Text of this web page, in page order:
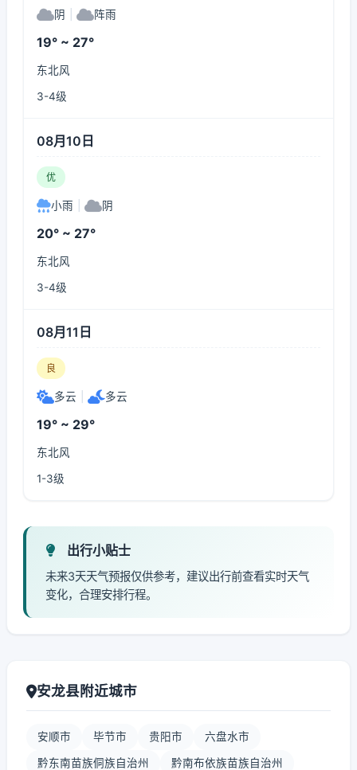
阴 阵雨
19° ~ 27°
东北风
3-4级
08月10日
优
小雨 阴
20° ~ 27°
东北风
3-4级
08月11日
良
多云 多云
19° ~ 29°
东北风
1-3级
出行小贴士
未来3天天气预报仅供参考，建议出行前查看实时天气
变化，合理安排行程。
安龙县附近城市
安顺市 毕节市 贵阳市 六盘水市
黔东南苗族侗族自治州 黔南布依族苗族自治州